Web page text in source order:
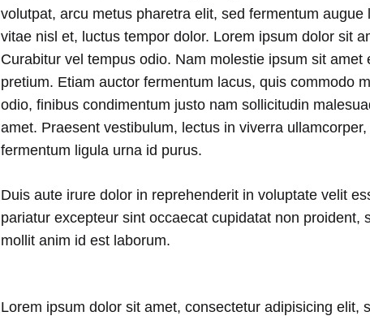
COMMENTS
ON
GENEIUS
LIGHTWEIGHT
FOUNDATIONS
FOR
SKIN
volutpat, arcu metus pharetra elit, sed fermentum
vitae nisl et, luctus tempor dolor. Lorem ipsum dolor sit
Curabitur vel tempus odio. Nam molestie ipsum sit
pretium. Etiam auctor fermentum lacus, quis commodo
odio, finibus condimentum justo nam sollicitudin
amet. Praesent vestibulum, lectus in viverra
fermentum ligula urna id purus.
Duis aute irure dolor in reprehenderit in voluptate velit
pariatur excepteur sint occaecat cupidatat non proident,
mollit anim id est laborum.
Lorem ipsum dolor sit amet, consectetur adipisicing elit,